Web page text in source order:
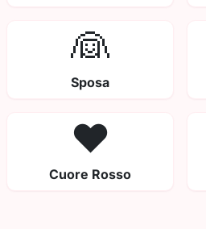
👰
Sposa
❤️
Cuore Rosso